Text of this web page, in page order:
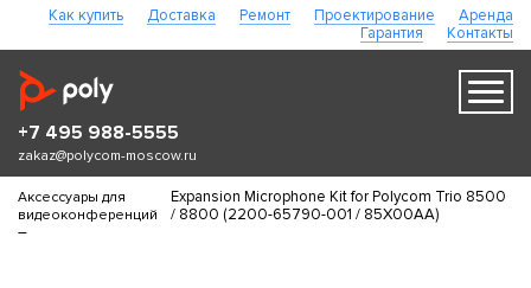
Как купить Доставка Ремонт Проектирование
Аренда
Гарантия
Контакты
+7 495 988-5555
zakaz@polycom-moscow.ru
Аксессуары для
видеоконференций
–
Expansion Microphone Kit for Polycom Trio 8500
/ 8800 (2200-65790-001 / 85X00AA)